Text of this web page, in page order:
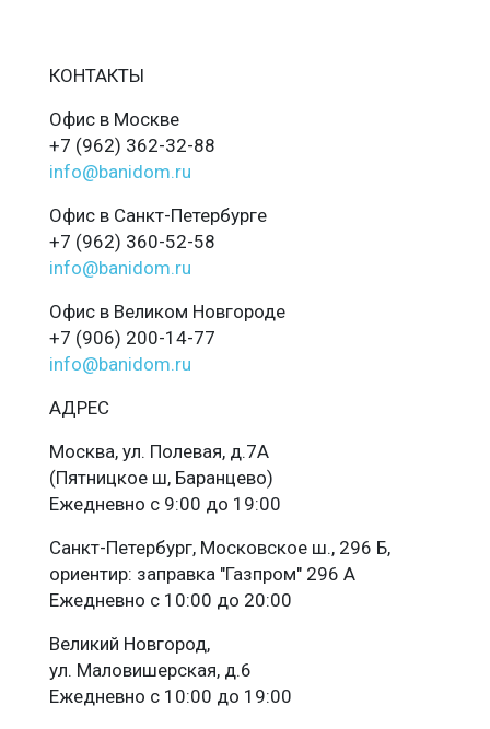
КОНТАКТЫ
Офис в Москве
+7 (962) 362-32-88
info@banidom.ru
Офис в Санкт-Петербурге
+7 (962) 360-52-58
info@banidom.ru
Офис в Великом Новгороде
+7 (906) 200-14-77
info@banidom.ru
АДРЕС
Москва, ул. Полевая, д.7А
(Пятницкое ш, Баранцево)
Ежедневно с 9:00 до 19:00
Санкт-Петербург, Московское ш., 296 Б,
ориентир: заправка "Газпром" 296 А
Ежедневно с 10:00 до 20:00
Великий Новгород,
ул. Маловишерская, д.6
Ежедневно с 10:00 до 19:00